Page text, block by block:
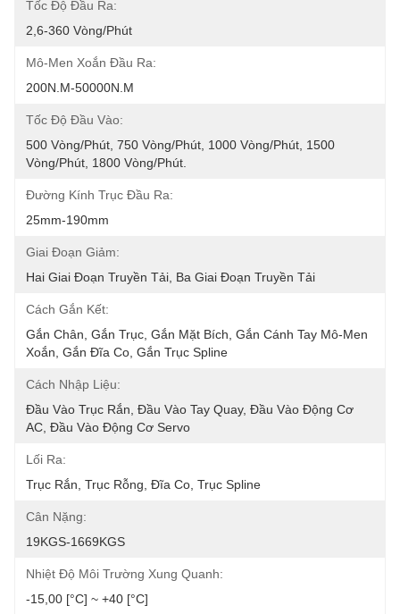
Tốc Độ Đầu Ra:
2,6-360 Vòng/phút
Mô-Men Xoắn Đầu Ra:
200N.m-50000N.m
Tốc Độ Đầu Vào:
500 Vòng/phút, 750 Vòng/phút, 1000 Vòng/phút, 1500
Vòng/phút, 1800 Vòng/phút.
Đường Kính Trục Đầu Ra:
25mm-190mm
Giai Đoạn Giảm:
Hai Giai Đoạn Truyền Tải, Ba Giai Đoạn Truyền Tải
Cách Gắn Kết:
Gắn Chân, Gắn Trục, Gắn Mặt Bích, Gắn Cánh Tay Mô-Men
Xoắn, Gắn Đĩa Co, Gắn Trục Spline
Cách Nhập Liệu:
Đầu Vào Trục Rắn, Đầu Vào Tay Quay, Đầu Vào Động Cơ
AC, Đầu Vào Động Cơ Servo
Lối Ra:
Trục Rắn, Trục Rỗng, Đĩa Co, Trục Spline
Cân Nặng:
19KGS-1669KGS
Nhiệt Độ Môi Trường Xung Quanh:
-15,00 [°C] ~ +40 [°C]